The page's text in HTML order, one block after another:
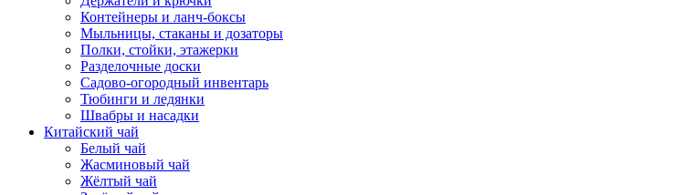
Контейнеры и ланч-боксы
Мыльницы, стаканы и дозаторы
Полки, стойки, этажерки
Разделочные доски
Садово-огородный инвентарь
Тюбинги и ледянки
Швабры и насадки
Китайский чай
Белый чай
Жасминовый чай
Жёлтый чай